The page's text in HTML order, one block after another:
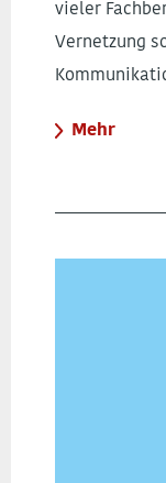
vieler
Vernetzung
Mehr